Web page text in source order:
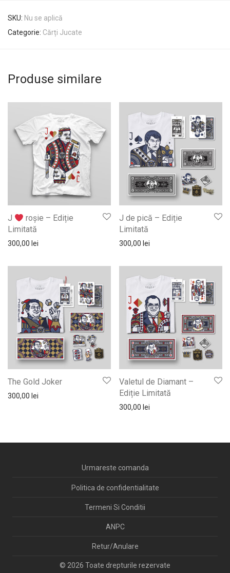
SKU: Nu se aplică
Categorie: Cărți Jucate
Produse similare
J
roșie – Ediție
Limitată
300,00 lei
J de pică – Ediție
Limitată
300,00 lei
The Gold Joker
300,00 lei
Valetul de Diamant –
Ediție Limitată
300,00 lei
Urmareste comanda
Politica de confidentialitate
Termeni Si Conditii
ANPC
Retur/Anulare
© 2026 Toate drepturile rezervate